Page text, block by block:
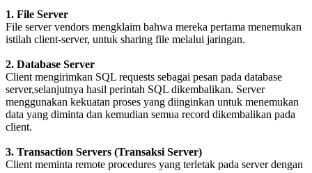
1. File Server
File server vendors mengklaim bahwa mereka pertama menemukan
istilah client-server, untuk sharing file melalui jaringan.
2. Database Server
Client mengirimkan SQL requests sebagai pesan pada database
server,selanjutnya hasil perintah SQL dikembalikan. Server
menggunakan kekuatan proses yang diinginkan untuk menemukan
data yang diminta dan kemudian semua record dikembalikan pada
client.
3. Transaction Servers (Transaksi Server)
Client meminta remote procedures yang terletak pada server dengan